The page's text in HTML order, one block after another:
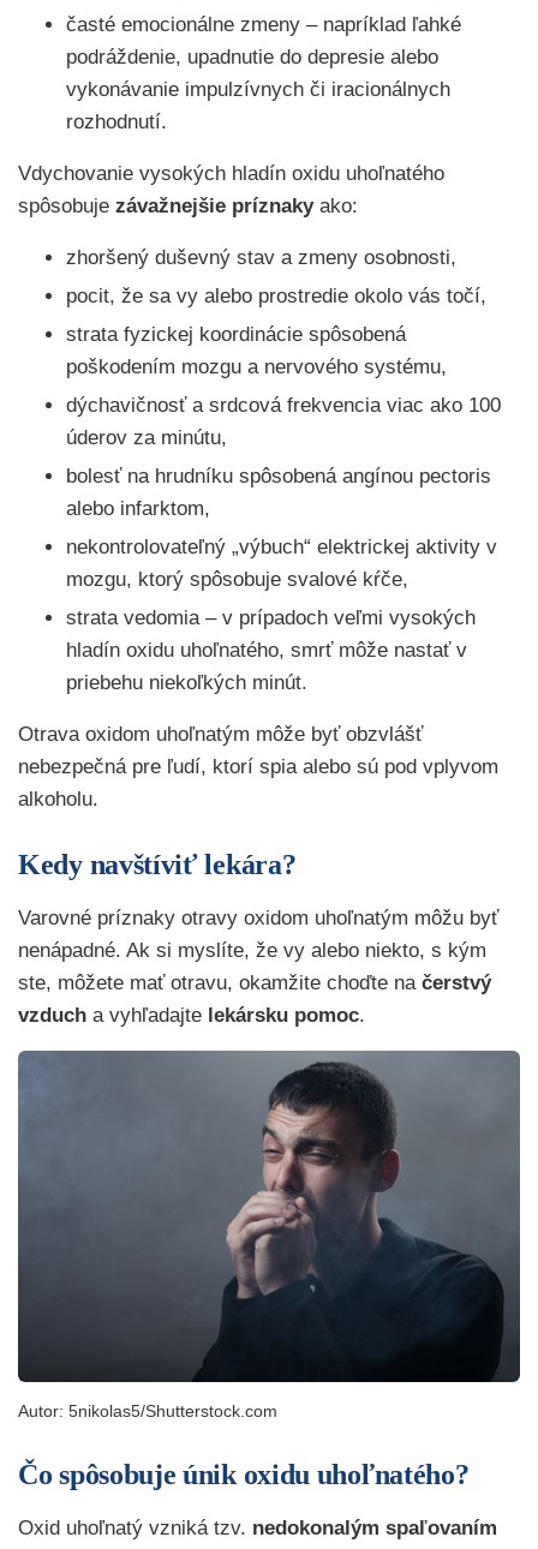
časté emocionálne zmeny – napríklad ľahké
podráždenie, upadnutie do depresie alebo
vykonávanie impulzívnych či iracionálnych
rozhodnutí.
Vdychovanie vysokých hladín oxidu uhoľnatého
spôsobuje závažnejšie príznakyako:
zhoršený duševný stav a zmeny osobnosti,
pocit, že sa vy alebo prostredie okolo vás točí,
strata fyzickej koordinácie spôsobená
poškodením mozgu a nervového systému,
dýchavičnosť a srdcová frekvencia viac ako 100
úderov za minútu,
bolesť na hrudníku spôsobená angínou pectoris
alebo infarktom,
nekontrolovateľný „výbuch“ elektrickej aktivity v
mozgu, ktorý spôsobuje svalové kŕče,
strata vedomia – v prípadoch veľmi vysokých
hladín oxidu uhoľnatého, smrť môže nastať v
priebehu niekoľkých minút.
Otrava oxidom uhoľnatým môže byť obzvlášť
nebezpečná pre ľudí, ktorí spia alebo sú pod vplyvom
alkoholu.
Kedy navštíviť lekára?
Varovné príznaky otravy oxidom uhoľnatým môžu byť
nenápadné. Ak si myslíte, že vy alebo niekto, s kým
ste, môžete mať otravu, okamžite choďte na čerstvý
vzduch a vyhľadajte lekársku pomoc.
Autor: 5nikolas5/Shutterstock.com
Čo spôsobuje únik oxidu uhoľnatého?
Oxid uhoľnatý vzniká tzv. nedokonalým spaľovaním